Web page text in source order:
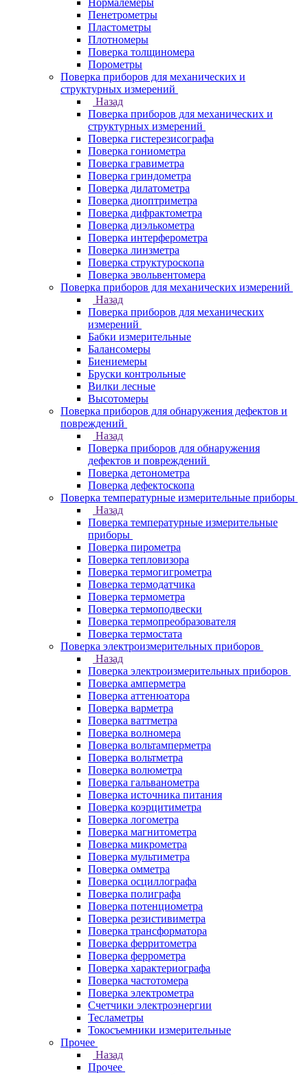
Нормалемеры
Пенетрометры
Пластометры
Плотномеры
Поверка толщиномера
Порометры
Поверка приборов для механических и
структурных измерений
Назад
Поверка приборов для механических и
структурных измерений
Поверка гистерезисографа
Поверка гониометра
Поверка гравиметра
Поверка гриндометра
Поверка дилатометра
Поверка диоптриметра
Поверка дифрактометра
Поверка диэлькометра
Поверка интерферометра
Поверка линзметра
Поверка структуроскопа
Поверка эвольвентомера
Поверка приборов для механических измерений
Назад
Поверка приборов для механических
измерений
Бабки измерительные
Балансомеры
Биениемеры
Бруски контрольные
Вилки лесные
Высотомеры
Поверка приборов для обнаружения дефектов и
повреждений
Назад
Поверка приборов для обнаружения
дефектов и повреждений
Поверка детонометра
Поверка дефектоскопа
Поверка температурные измерительные приборы
Назад
Поверка температурные измерительные
приборы
Поверка пирометра
Поверка тепловизора
Поверка термогигрометра
Поверка термодатчика
Поверка термометра
Поверка термоподвески
Поверка термопреобразователя
Поверка термостата
Поверка электроизмерительных приборов
Назад
Поверка электроизмерительных приборов
Поверка амперметра
Поверка аттенюатора
Поверка варметра
Поверка ваттметра
Поверка волномера
Поверка вольтамперметра
Поверка вольтметра
Поверка волюметра
Поверка гальванометра
Поверка источника питания
Поверка коэрцитиметра
Поверка логометра
Поверка магнитометра
Поверка микрометра
Поверка мультиметра
Поверка омметра
Поверка осциллографа
Поверка полиграфа
Поверка потенциометра
Поверка резистивиметра
Поверка трансформатора
Поверка ферритометра
Поверка феррометра
Поверка характериографа
Поверка частотомера
Поверка электрометра
Счетчики электроэнергии
Тесламетры
Токосъемники измерительные
Прочее
Назад
Прочее